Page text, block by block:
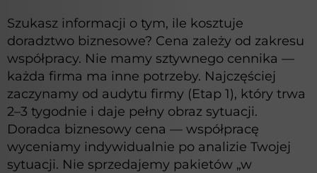
Szukasz informacji o tym, ile kosztuje
doradztwo biznesowe? Cena zależy od zakresu
współpracy. Nie mamy sztywnego cennika —
każda firma ma inne potrzeby. Najczęściej
zaczynamy od audytu firmy (Etap 1), który trwa
2–3 tygodnie i daje pełny obraz sytuacji.
Doradca biznesowy cena — współpracę
wyceniamy indywidualnie po analizie Twojej
sytuacji. Nie sprzedajemy pakietów „w